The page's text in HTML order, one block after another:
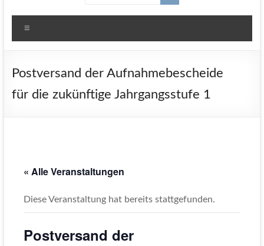
Postversand der Aufnahmebescheide
für die zukünftige Jahrgangsstufe 1
« Alle Veranstaltungen
Diese Veranstaltung hat bereits stattgefunden.
Postversand der